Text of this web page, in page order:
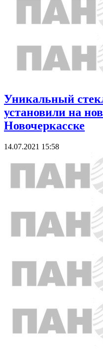
Уникальный
установили на
Новочеркасске
14.07.2021 15:58